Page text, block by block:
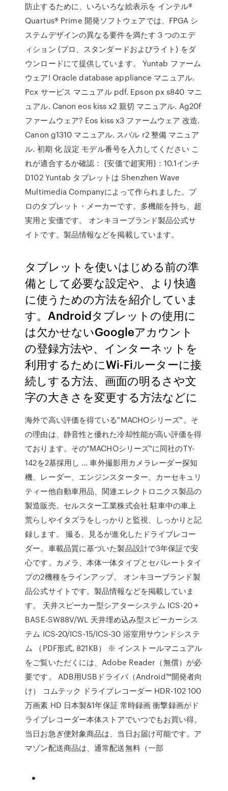
防止するために、いろいろな絵表示を インテル®
Quartus® Prime 開発ソフトウェアでは、FPGA シ
ステムデザインの異なる要件を満たす 3 つのエデ
ィション (プロ、スタンダードおよびライト) をダ
ウンロードにて提供しています。 Yuntab ファーム
ウェア! Oracle database appliance マニュアル.
Pcx サービス マニュアル pdf. Epson px s840 マニ
ュアル. Canon eos kiss x2 親切 マニュアル. Ag20f
ファームウェア? Eos kiss x3 ファームウェア 改造.
Canon g1310 マニュアル. スバル r2 整備 マニュア
ル. 初期 化 設定 モデル番号を入力してください こ
れが適合するか確認： {安価で超実用}：10.1インチ
D102 Yuntab タブレットは Shenzhen Wave
Multimedia Companyによって作られました。プ
ロのタブレット・メーカーです。多機能を持ち、超
実用と安価です。 オンキヨーブランド製品公式サ
イトです。製品情報などを掲載しています。
タブレットを使いはじめる前の準
備として必要な設定や、より快適
に使うための方法を紹介していま
す。Androidタブレットの使用に
は欠かせないGoogleアカウント
の登録方法や、インターネットを
利用するためにWi-Fiルーターに接
続しする方法、画面の明るさや文
字の大きさを変更する方法などに
海外で高い評価を得ている"MACHOシリーズ"。そ
の理由は、静音性と優れた冷却性能が高い評価を得
ております。その"MACHOシリーズ"に同社のTY-
142を2基採用し … 車外撮影用カメラレーダー探知
機、レーダー、エンジンスターター、カーセキュリ
ティー他自動車用品、関連エレクトロニクス製品の
製造販売。セルスター工業株式会社 駐車中の車上
荒らしやイタズラをしっかりと監視、しっかりと記
録します。 撮る、見るが進化したドライブレコー
ダー。車載品質に基づいた製品設計で3年保証で安
心です。カメラ、本体一体タイプとセパレートタイ
プの2機種をラインアップ。 オンキヨーブランド製
品公式サイトです。製品情報などを掲載していま
す。 天井スピーカー型シアターシステム ICS-20 +
BASE-SW88V/WL 天井埋め込み型スピーカーシス
テム ICS-20/ICS-15/ICS-30 浴室用サウンドシステ
ム （PDF形式, 821KB） ※ インストールマニュアル
をご覧いただくには、Adobe Reader（無償）が必
要です。 ADB用USBドライバ（Android™開発者向
け） コムテック ドライブレコーダー HDR-102 100
万画素 HD 日本製&1年保証 常時録画 衝撃録画がド
ライブレコーダー本体ストアでいつでもお買い得。
当日お急ぎ便対象商品は、当日お届け可能です。ア
マゾン配送商品は、通常配送無料（一部